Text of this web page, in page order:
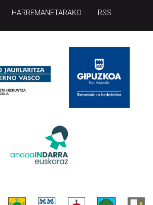
HARREMANETARAKO RSS